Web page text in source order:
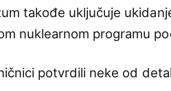
takođe uključuje
nuklearnom programu
potvrdili neke od